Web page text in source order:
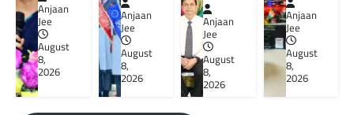
Anjaan
Jee
August
8,
2026
Anjaan
Jee
August
8,
2026
Anjaan
Jee
August
8,
2026
Anjaan
Jee
August
8,
2026